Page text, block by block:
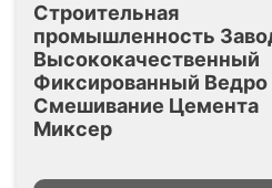
Строительная
промышленность
Высококачественный
Фиксированный Ведро
Смешивание Цемента
Миксер